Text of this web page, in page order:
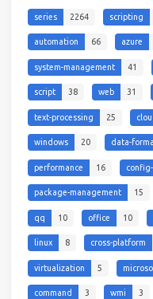
series 2264 scripting
automation 66 azure
system-management 41
script 38 web 31
text-processing 25
windows 20 data-
performance 16
package-management 15
qq 10 office 10
linux 8 cross-platform
virtualization 5
command 3 wmi 3